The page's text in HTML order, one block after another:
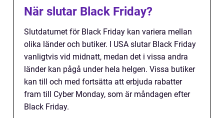
När slutar Black Friday?
Slutdatumet för Black Friday kan variera mellan
olika länder och butiker. I USA slutar Black Friday
vanligtvis vid midnatt, medan det i vissa andra
länder kan pågå under hela helgen. Vissa butiker
kan till och med fortsätta att erbjuda rabatter
fram till Cyber Monday, som är måndagen efter
Black Friday.